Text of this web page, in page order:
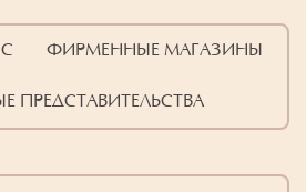
ФИРМЕННЫЕ МАГАЗИНЫ
ПРЕДСТАВИТЕЛЬСТВА